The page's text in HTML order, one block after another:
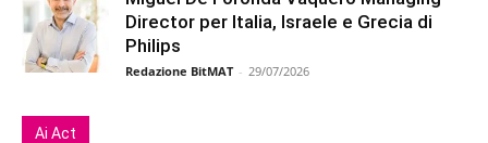
Director per Italia, Israele e Grecia di
Philips
Redazione BitMAT - 29/07/2026
Ai Act